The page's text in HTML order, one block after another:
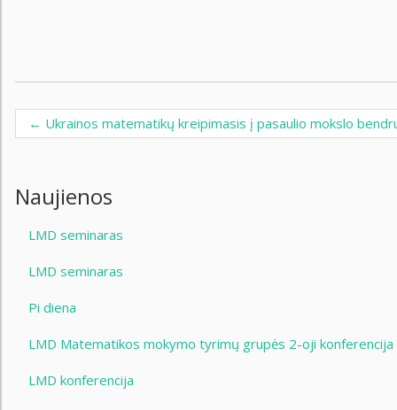
Post navigation
← Ukrainos matematikų kreipimasis į pasaulio mokslo
Naujienos
LMD seminaras
LMD seminaras
Pi diena
LMD Matematikos mokymo tyrimų grupės 2-oji konferencija
LMD konferencija